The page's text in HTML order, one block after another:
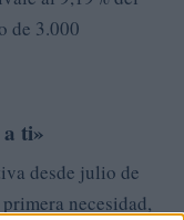
de 3.000
ti»
desde julio de
necesidad,